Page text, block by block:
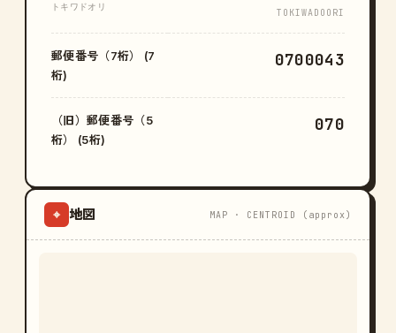
トキワドオリ
TOKIWADOORI
郵便番号（7桁） (7
桁)
0700043
（旧）郵便番号（5
桁） (5桁)
070
⌖ 地図 MAP · CENTROID (approx)